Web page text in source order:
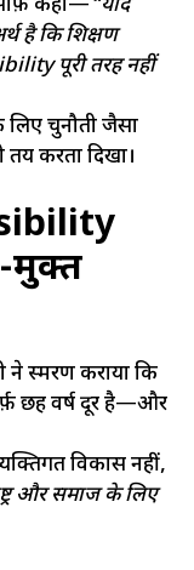
कहा—“यदि
है कि शिक्षण
पूरी तरह नहीं
चुनौती जैसा
करता दिखा।
मुक्त
ने स्मरण कराया कि
छह वर्ष दूर है—और
विकास नहीं,
और समाज के लिए